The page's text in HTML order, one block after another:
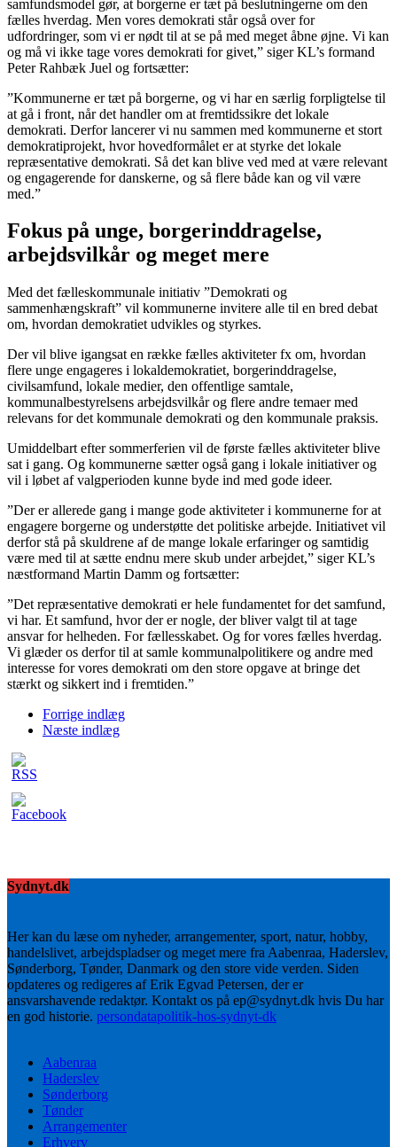
samfundsmodel gør, at borgerne er tæt på beslutningerne om den
fælles hverdag. Men vores demokrati står også over for
udfordringer, som vi er nødt til at se på med meget åbne øjne. Vi kan
og må vi ikke tage vores demokrati for givet,” siger KL’s formand
Peter Rahbæk Juel og fortsætter:
”Kommunerne er tæt på borgerne, og vi har en særlig forpligtelse til
at gå i front, når det handler om at fremtidssikre det lokale
demokrati. Derfor lancerer vi nu sammen med kommunerne et stort
demokratiprojekt, hvor hovedformålet er at styrke det lokale
repræsentative demokrati. Så det kan blive ved med at være relevant
og engagerende for danskerne, og så flere både kan og vil være
med.”
Fokus på unge, borgerinddragelse,
arbejdsvilkår og meget mere
Med det fælleskommunale initiativ ”Demokrati og
sammenhængskraft” vil kommunerne invitere alle til en bred debat
om, hvordan demokratiet udvikles og styrkes.
Der vil blive igangsat en række fælles aktiviteter fx om, hvordan
flere unge engageres i lokaldemokratiet, borgerinddragelse,
civilsamfund, lokale medier, den offentlige samtale,
kommunalbestyrelsens arbejdsvilkår og flere andre temaer med
relevans for det kommunale demokrati og den kommunale praksis.
Umiddelbart efter sommerferien vil de første fælles aktiviteter blive
sat i gang. Og kommunerne sætter også gang i lokale initiativer og
vil i løbet af valgperioden kunne byde ind med gode ideer.
”Der er allerede gang i mange gode aktiviteter i kommunerne for at
engagere borgerne og understøtte det politiske arbejde. Initiativet vil
derfor stå på skuldrene af de mange lokale erfaringer og samtidig
være med til at sætte endnu mere skub under arbejdet,” siger KL’s
næstformand Martin Damm og fortsætter:
”Det repræsentative demokrati er hele fundamentet for det samfund,
vi har. Et samfund, hvor der er nogle, der bliver valgt til at tage
ansvar for helheden. For fællesskabet. Og for vores fælles hverdag.
Vi glæder os derfor til at samle kommunalpolitikere og andre med
interesse for vores demokrati om den store opgave at bringe det
stærkt og sikkert ind i fremtiden.”
Forrige indlæg
Næste indlæg
Sydnyt.dk
Her kan du læse om nyheder, arrangementer, sport, natur, hobby,
handelslivet, arbejdspladser og meget mere fra Aabenraa, Haderslev,
Sønderborg, Tønder, Danmark og den store vide verden. Siden
opdateres og redigeres af Erik Egvad Petersen, der er
ansvarshavende redaktør. Kontakt os på ep@sydnyt.dk hvis Du har
en god historie. persondatapolitik-hos-sydnyt-dk
Aabenraa
Haderslev
Sønderborg
Tønder
Arrangementer
Erhverv